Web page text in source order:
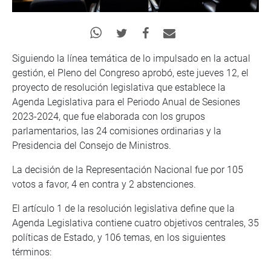
Siguiendo la línea temática de lo impulsado en la actual
gestión, el Pleno del Congreso aprobó, este jueves 12, el
proyecto de resolución legislativa que establece la
Agenda Legislativa para el Periodo Anual de Sesiones
2023-2024, que fue elaborada con los grupos
parlamentarios, las 24 comisiones ordinarias y la
Presidencia del Consejo de Ministros.
La decisión de la Representación Nacional fue por 105
votos a favor, 4 en contra y 2 abstenciones.
El artículo 1 de la resolución legislativa define que la
Agenda Legislativa contiene cuatro objetivos centrales, 35
políticas de Estado, y 106 temas, en los siguientes
términos: